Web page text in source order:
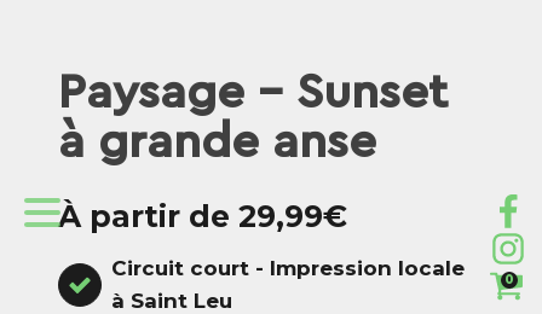
Paysage - Sunset
à grande anse
À partir de 29,99€
Circuit court - Impression locale
à Saint Leu
0